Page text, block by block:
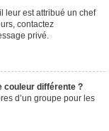
leur est attribué un chef
contactez
privé.
couleur différente ?
d’un groupe pour les